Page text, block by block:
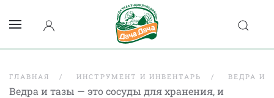
ГЛАВНАЯ ИНСТРУМЕНТ И ИНВЕНТАРЬ ВЕДРА И
Ведра и тазы — это сосуды для хранения, и